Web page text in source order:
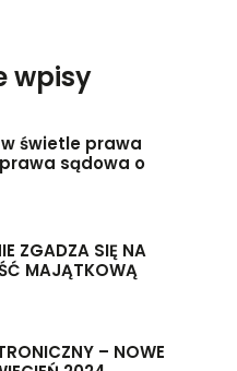
wpisy
świetle prawa
sądowa o
ZGADZA SIĘ NA
MAJĄTKOWĄ
– NOWE